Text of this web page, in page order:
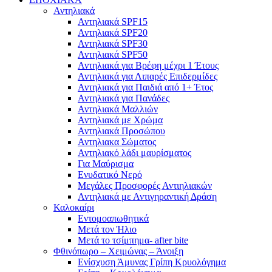
Αντηλιακά
Αντηλιακά SPF15
Αντηλιακά SPF20
Αντηλιακά SPF30
Αντηλιακά SPF50
Αντηλιακά για Βρέφη μέχρι 1 Έτους
Αντηλιακά για Λιπαρές Επιδερμίδες
Αντηλιακά για Παιδιά από 1+ Έτος
Αντηλιακά για Πανάδες
Αντηλιακά Μαλλιών
Αντηλιακά με Χρώμα
Αντηλιακά Προσώπου
Αντηλιακα Σώματος
Αντηλιακό λάδι μαυρίσματος
Για Μαύρισμα
Ενυδατικό Νερό
Μεγάλες Προσφορές Αντιηλιακών
Αντηλιακά με Αντιγηραντική Δράση
Καλοκαίρι
Εντομοαπωθητικά
Μετά τον Ήλιο
Μετά το τσίμπημα- after bite
Φθινόπωρο – Χειμώνας – Άνοιξη
Ενίσχυση Άμυνας Γρίπη Κρυολόγημα